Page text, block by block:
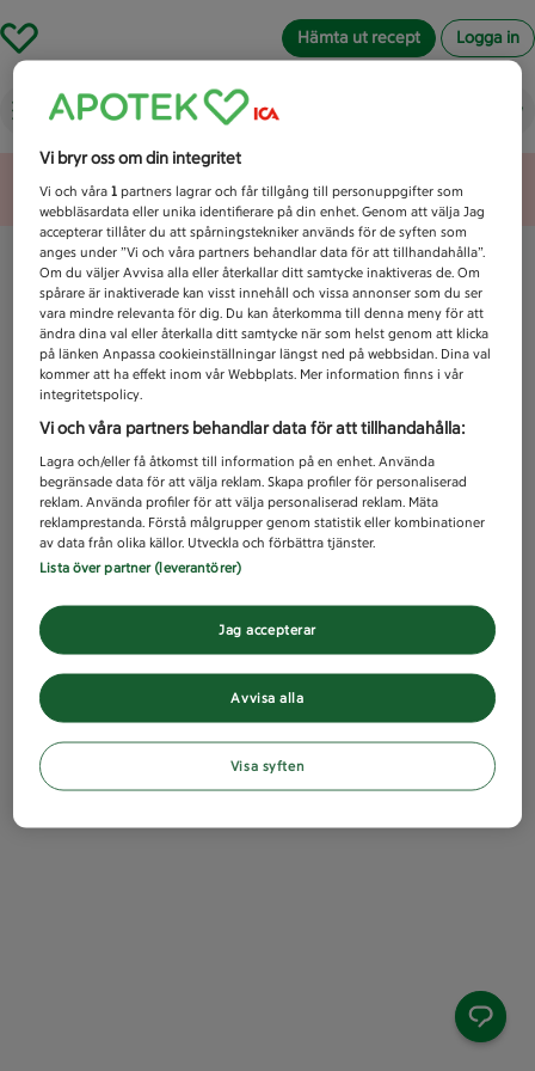
Hämta ut recept Logga in
Vad letar du efter idag?
Unknown error
Vi bryr oss om din integritet
Vi och våra1 partners lagrar och får tillgång till personuppgifter som
webbläsardata eller unika identifierare på din enhet. Genom att välja Jag
accepterar tillåter du att spårningstekniker används för de syften som
anges under ”Vi och våra partners behandlar data för att tillhandahålla”.
Om du väljer Avvisa alla eller återkallar ditt samtycke inaktiveras de. Om
spårare är inaktiverade kan visst innehåll och vissa annonser som du ser
vara mindre relevanta för dig. Du kan återkomma till denna meny för att
ändra dina val eller återkalla ditt samtycke när som helst genom att klicka
på länken Anpassa cookieinställningar längst ned på webbsidan. Dina val
kommer att ha effekt inom vår Webbplats. Mer information finns i vår
integritetspolicy.
Vi och våra partners behandlar data för att tillhandahålla:
Lagra och/eller få åtkomst till information på en enhet. Använda
begränsade data för att välja reklam. Skapa profiler för personaliserad
reklam. Använda profiler för att välja personaliserad reklam. Mäta
reklamprestanda. Förstå målgrupper genom statistik eller kombinationer
av data från olika källor. Utveckla och förbättra tjänster.
Lista över partner (leverantörer)
Avvisa alla
Jag accepterar
Visa syften